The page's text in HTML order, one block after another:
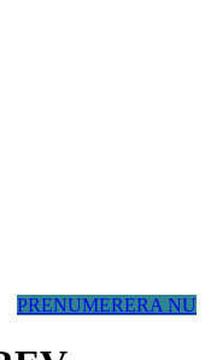
PRENUMERERA NU